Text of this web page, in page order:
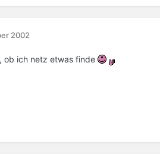
2002
ob ich netz etwas finde